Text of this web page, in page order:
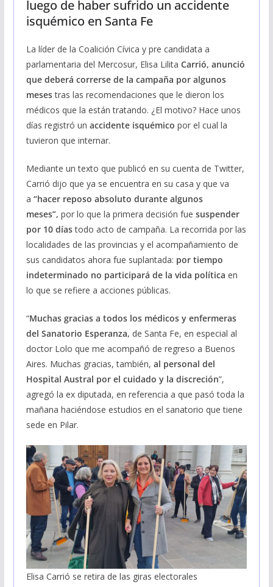
luego de haber sufrido un accidente
isquémico en Santa Fe
La líder de la Coalición Cívica y pre candidata a
parlamentaria del Mercosur, Elisa Lilita Carrió, anunció
que deberá correrse de la campaña por algunos
mesestras las recomendaciones que le dieron los
médicos que la están tratando. ¿El motivo? Hace unos
días registró un accidente isquémico por el cual la
tuvieron que internar.
Mediante un texto que publicó en su cuenta de Twitter,
Carrió dijo que ya se encuentra en su casa y que va
a “hacer reposo absoluto durante algunos
meses”, por lo que la primera decisión fue suspender
por 10 díastodo acto de campaña. La recorrida por las
localidades de las provincias y el acompañamiento de
sus candidatos ahora fue suplantada: por tiempo
indeterminado no participará de la vida política en
lo que se refiere a acciones públicas.
“Muchas gracias a todos los médicos y enfermeras
del Sanatorio Esperanza, de Santa Fe, en especial al
doctor Lolo que me acompañó de regreso a Buenos
Aires. Muchas gracias, también, al personal del
Hospital Austral por el cuidado y la discreción”,
agregó la ex diputada, en referencia a que pasó toda la
mañana haciéndose estudios en el sanatorio que tiene
sede en Pilar.
Elisa Carrió se retira de las giras electorales